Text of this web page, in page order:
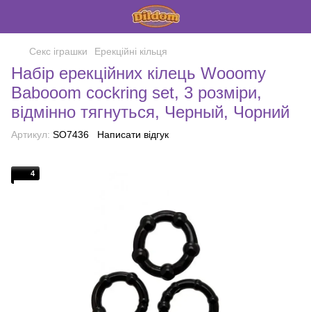
Секс іграшки Ерекційні кільця
Набір ерекційних кілець Wooomy
Babooom cockring set, 3 розміри,
відмінно тягнуться, Черный, Чорний
Артикул: SO7436 Написати відгук
4